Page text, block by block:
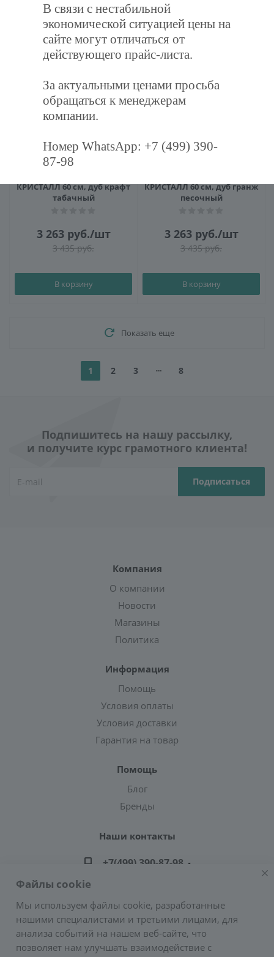
2 946руб./шт
3 101руб.
В корзину
3 107
3 271руб.
В корзину
КРИСТАЛЛ 60 см, дуб крафт
табачный
3 263руб./шт
3 435руб.
В корзину
КРИСТАЛЛ 60 см, дуб гранж
песочный
3 263руб./шт
3 435руб.
В корзину
Показать еще
1 2 3 8
Подпишитесь на нашу рассылку,
и получите курс грамотного клиента!
Компания
О компании
Новости
Магазины
Политика
Информация
Помощь
Условия оплаты
Условия доставки
Гарантия на товар
Помощь
Блог
Бренды
Наши контакты
+7(499) 390-87-98
Адрес: г. Москва, ул. Подольских Курсантов,
д.3, стр.2 (метро Пражская)
E-mail:zakaz@greencond.ru
В связи с нестабильной
экономической ситуацией цены на
сайте могут отличаться от
действующего прайс-листа.
За актуальными ценами просьба
обращаться к менеджерам
компании.
Номер WhatsApp: +7 (499) 390-
87-98
Файлы cookie
Мы используем файлы cookie, разработанные
нашими специалистами и третьими лицами, для
анализа событий на нашем веб-сайте, что
позволяет нам улучшать взаимодействие с